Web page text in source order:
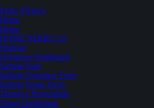
Ficha Técnica
Home
Home
HOME DERBY 2.0
Notícias
Organizer Dashboard
Sample Page
Submit Organizer Form
Submit Venue Form
Termos e Privacidade
Venue Dashboard